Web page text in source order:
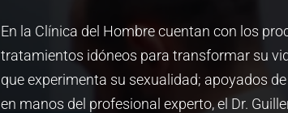
En la Clínica del Hombre cuentan con los
tratamientos idóneos para transformar su
que experimenta su sexualidad; apoyados
en manos del profesional experto, el Dr.